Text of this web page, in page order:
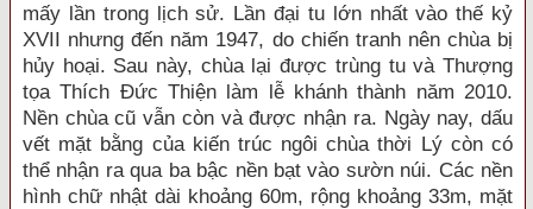
mấy lần trong lịch sử. Lần đại tu lớn nhất vào thế kỷ
XVII nhưng đến năm 1947, do chiến tranh nên chùa bị
hủy hoại. Sau này, chùa lại được trùng tu và Thượng
tọa Thích Đức Thiện làm lễ khánh thành năm 2010.
Nền chùa cũ vẫn còn và được nhận ra. Ngày nay, dấu
vết mặt bằng của kiến trúc ngôi chùa thời Lý còn có
thể nhận ra qua ba bậc nền bạt vào sườn núi. Các nền
hình chữ nhật dài khoảng 60m, rộng khoảng 33m, mặt